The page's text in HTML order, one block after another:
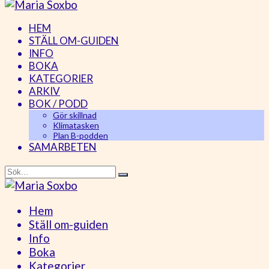
HEM
STÄLL OM-GUIDEN
INFO
BOKA
KATEGORIER
ARKIV
BOK / PODD
Gör skillnad
Klimatasken
Plan B-podden
SAMARBETEN
Hem
Ställ om-guiden
Info
Boka
Kategorier